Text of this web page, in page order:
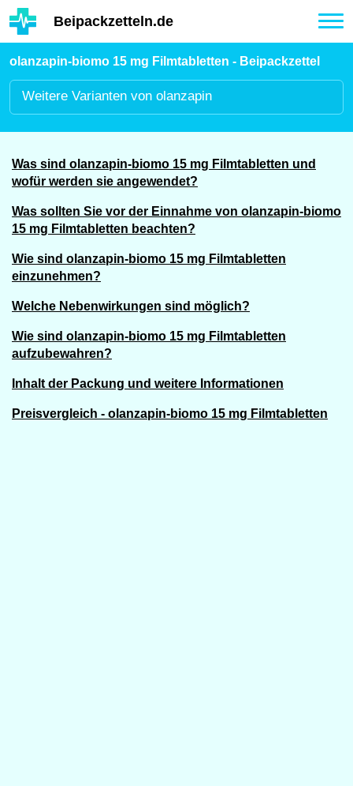
Hauptinhalt
Beipackzetteln.de
olanzapin-biomo 15 mg Filmtabletten - Beipackzettel
Weitere Varianten von olanzapin
Was sind olanzapin-biomo 15 mg Filmtabletten und
wofür werden sie angewendet?
Was sollten Sie vor der Einnahme von olanzapin-biomo
15 mg Filmtabletten beachten?
Wie sind olanzapin-biomo 15 mg Filmtabletten
einzunehmen?
Welche Nebenwirkungen sind möglich?
Wie sind olanzapin-biomo 15 mg Filmtabletten
aufzubewahren?
Inhalt der Packung und weitere Informationen
Preisvergleich - olanzapin-biomo 15 mg Filmtabletten